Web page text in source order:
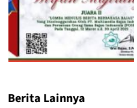
Berita Lainnya